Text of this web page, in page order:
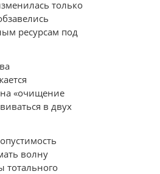
только
ресурсам под
«очищение
в двух
волну
тотального